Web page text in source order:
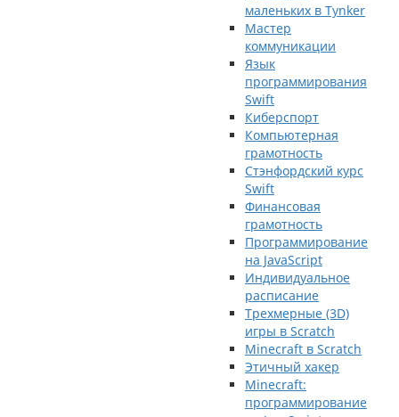
маленьких в Tynker
Мастер
коммуникации
Язык
программирования
Swift
Киберспорт
Компьютерная
грамотность
Стэнфордский курс
Swift
Финансовая
грамотность
Программирование
на JavaScript
Индивидуальное
расписание
Трехмерные (3D)
игры в Scratch
Minecraft в Scratch
Этичный хакер
Minecraft:
программирование